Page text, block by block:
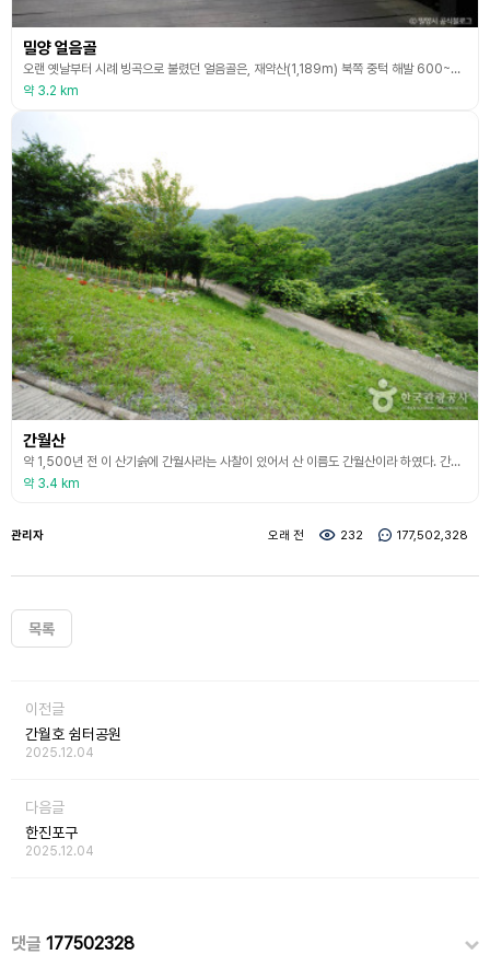
밀양 얼음골
오랜 옛날부터 시례 빙곡으로 불렸던 얼음골은, 재약산(1,189m) 북쪽 중턱 해발 600~750m의 노천 계곡에 자리하고 있다. 얼음골은 대지의 열기가 점점 더워오는 3월 초순경에 얼음이 얼기 시작하면 대개 7월 중순까지 유지되며, 삼복더위를 지나 처서가 되면 바위 틈새의 냉기가 점차 줄어든다. 얼음골은 겨울철에는 계곡물이 잘 얼지 않고 오히려 바위틈에서 영상의 더운 김이 올라오고 있어 고사리와 이끼들이 새파란 모습을 유지하고 있는 신비한 지역이다.
약 3.2 km
간월산
약 1,500년 전 이 산기슭에 간월사라는 사찰이 있어서 산 이름도 간월산이라 하였다. 간월산의 높이는 1,069m이고, 주위에는 1,000m 내외의 가지산, 고헌산, 백운산, 능동산, 천황산, 신불산 등이 이어져 있다. 또한 이들 산지의 1,000m 내외 산정 일대에는 경사가 완만한 산정평탄면이 발달하여 독특한 경관을 나타낸다. 간월산은 주말이면 부산, 경남 산악인들이 즐겨 찾는 곳으로 8월 초면 정상 주변의 키 작은 억새와 어울린 산나리꽃이 만발해
약 3.4 km
관리자 오래 전 232 177,502,328
목록
이전글
간월호 쉼터공원
2025.12.04
다음글
한진포구
2025.12.04
댓글 177502328